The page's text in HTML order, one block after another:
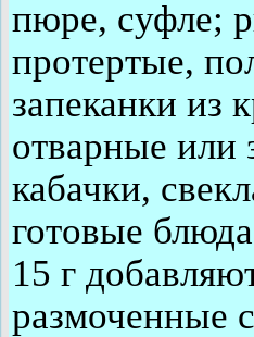
пюре, суфле;
протертые,
запеканки из
отварные или
кабачки,
готовые
15 г
размоченные